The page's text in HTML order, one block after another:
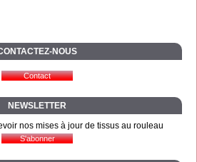
NOUS
NEWSLETTER
nos mises à jour de tissus au rouleau